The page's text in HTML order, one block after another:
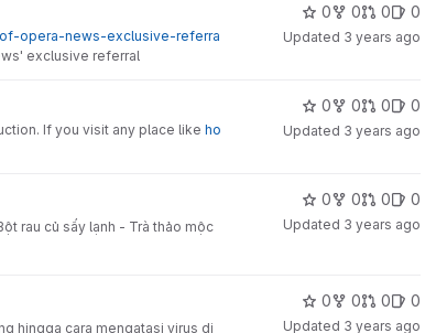
opera-news-exclusive-referra
exclusive referral
0 0 0 0
Updated 3 years ago
If you visit any place like ho
0 0 0 0
Updated 3 years ago
rau củ sấy lạnh - Trà thảo mộc
0 0 0 0
Updated 3 years ago
hingga cara mengatasi virus di
0 0 0 0
Updated 3 years ago